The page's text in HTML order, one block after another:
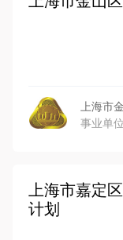
上海市
事业单位
上海市嘉定
计划